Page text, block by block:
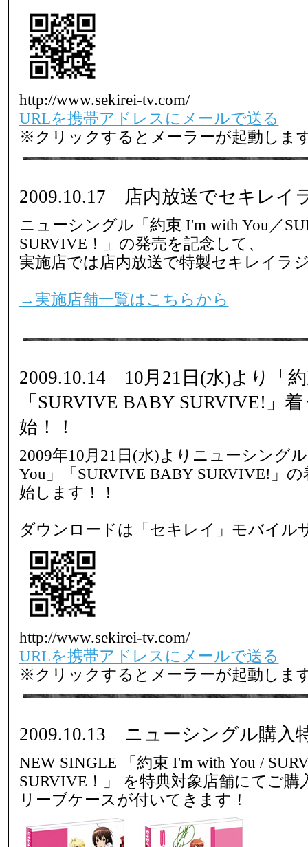
http://www.sekirei-tv.com/
URLを携帯アドレスにメールで送る
※クリックするとメーラーが起動しま
2009.10.17 店内放送でセキレイ
ニューシングル「約束 I'm with You／
SURVIVE！」の発売を記念して、
実施店では店内放送で特製セキレイラ
→実施店舗一覧はこちらから
2009.10.14 10月21日(水)より「
「SURVIVE BABY SURVIVE!」
始！！
2009年10月21日(水)よりニューシング
You」「SURVIVE BABY SURVIVE!」
始します！！
ダウンロードは「セキレイ」モバイル
http://www.sekirei-tv.com/
URLを携帯アドレスにメールで送る
※クリックするとメーラーが起動しま
2009.10.13 ニューシングル購入
NEW SINGLE 「約束 I'm with You /
SURVIVE！」 を特典対象店舗にてご購
リーブケースが付いてきます！